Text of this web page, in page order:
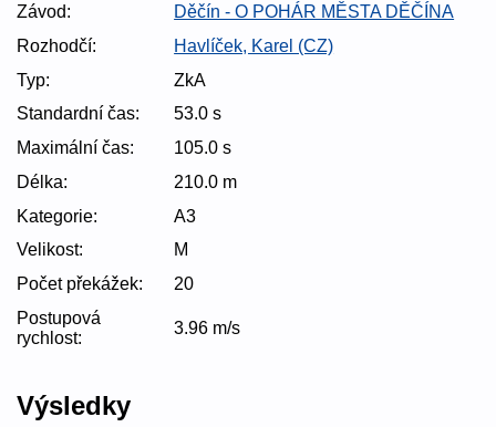
Závod:
Děčín - O POHÁR MĚSTA DĚČÍNA
Rozhodčí:
Havlíček, Karel (CZ)
Typ:
ZkA
Standardní čas:
53.0 s
Maximální čas:
105.0 s
Délka:
210.0 m
Kategorie:
A3
Velikost:
M
Počet překážek:
20
Postupová
rychlost:
3.96 m/s
Výsledky